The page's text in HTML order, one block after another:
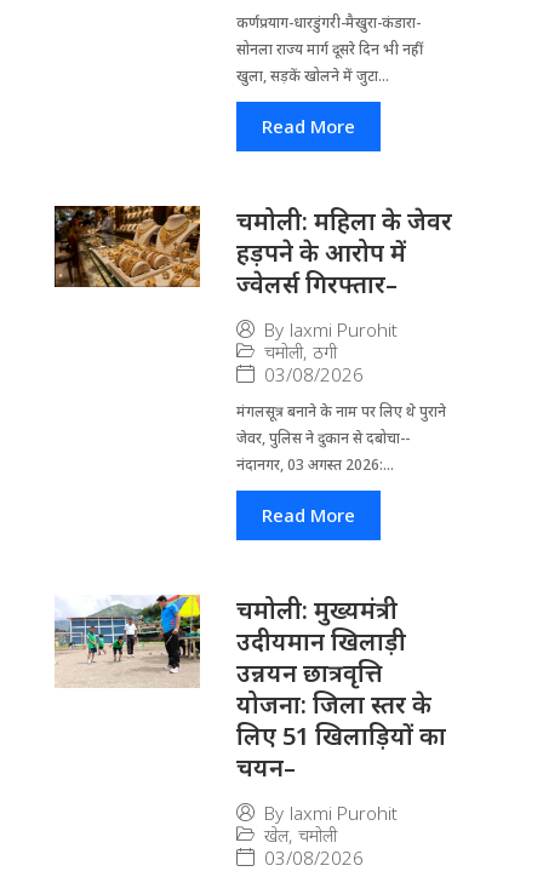
कर्णप्रयाग-धारडुंगरी-मैखुरा-कंडारा-
सोनला राज्य मार्ग दूसरे दिन भी नहीं
खुला, सड़कें खोलने में जुटा...
Read More
चमोली: महिला के जेवर
हड़पने के आरोप में
ज्वेलर्स गिरफ्तार–
By laxmi Purohit
चमोली, ठगी
03/08/2026
मंगलसूत्र बनाने के नाम पर लिए थे पुराने
जेवर, पुलिस ने दुकान से दबोचा--
नंदानगर, 03 अगस्त 2026:...
Read More
चमोली: मुख्यमंत्री
उदीयमान खिलाड़ी
उन्नयन छात्रवृत्ति
योजना: जिला स्तर के
लिए 51 खिलाड़ियों का
चयन–
By laxmi Purohit
खेल, चमोली
03/08/2026